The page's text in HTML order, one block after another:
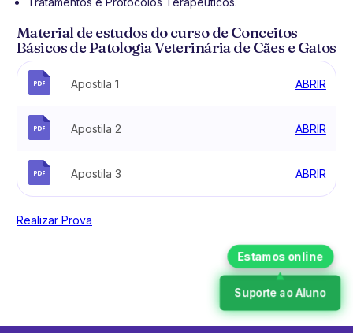
Material de estudos do curso de Conceitos
Básicos de Patologia Veterinária de Cães e Gatos
Apostila 1 ABRIR
Apostila 2 ABRIR
Apostila 3 ABRIR
Realizar Prova
Suporte ao Aluno